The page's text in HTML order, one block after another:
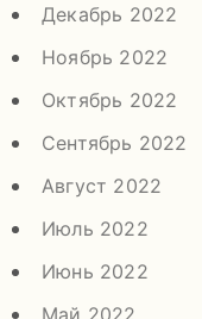
Декабрь 2022
Ноябрь 2022
Октябрь 2022
Сентябрь 2022
Август 2022
Июль 2022
Июнь 2022
Май 2022